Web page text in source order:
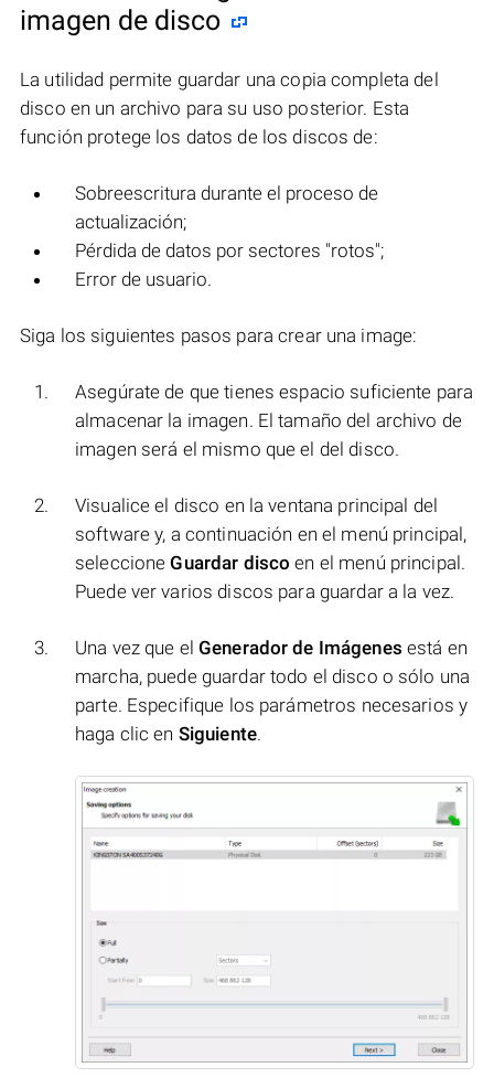
imagen de disco
La utilidad permite guardar una copia completa del
disco en un archivo para su uso posterior. Esta
función protege los datos de los discos de:
Sobreescritura durante el proceso de
actualización;
Pérdida de datos por sectores "rotos";
Error de usuario.
Siga los siguientes pasos para crear una image:
Asegúrate de que tienes espacio suficiente para
almacenar la imagen. El tamaño del archivo de
imagen será el mismo que el del disco.
Visualice el disco en la ventana principal del
software y, a continuación en el menú principal,
seleccioneGuardar disco en el menú principal.
Puede ver varios discos para guardar a la vez.
Una vez que el Generador de Imágenes está en
marcha, puede guardar todo el disco o sólo una
parte. Especifique los parámetros necesarios y
haga clic en Siguiente.